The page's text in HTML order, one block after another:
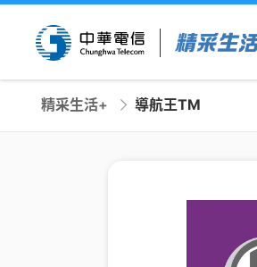
精采生活+ 導航王TM